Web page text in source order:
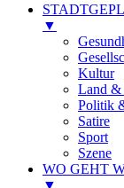
▼
Kultur
Land &
Politik
Satire
Sport
Szene
WO GEHT
▼